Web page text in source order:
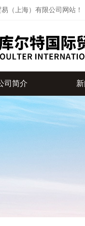
（上海）有限公司网站！
司简介